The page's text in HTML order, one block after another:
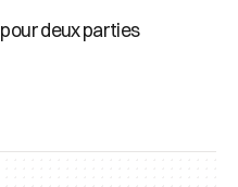
pour deux parties